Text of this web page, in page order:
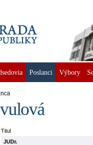
Poslanci Výbory
Titul
JUDr.